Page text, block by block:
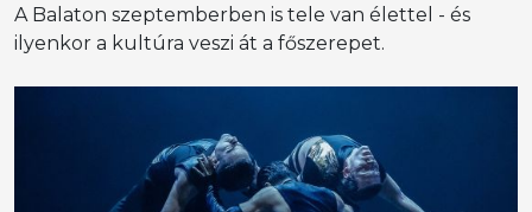
A Balaton szeptemberben is tele van élettel - és
ilyenkor a kultúra veszi át a főszerepet.